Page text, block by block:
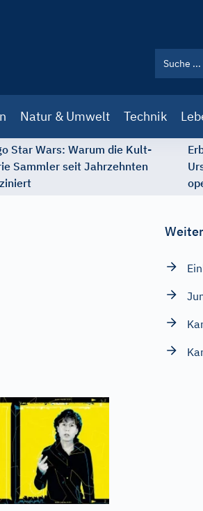
Natur & Umwelt Technik
Star Wars: Warum die Kult-
Sammler seit Jahrzehnten